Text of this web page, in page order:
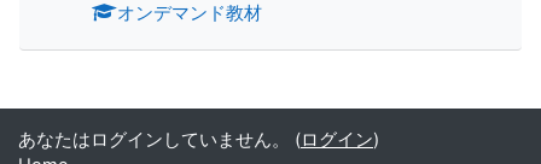
オンデマンド教材
あなたはログインしていません。 (ログイン)